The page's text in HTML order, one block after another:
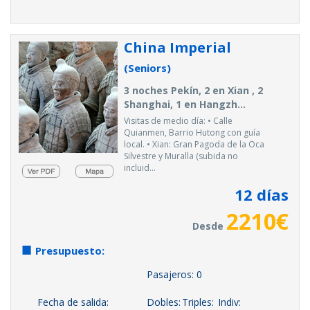
China Imperial
(Seniors)
3 noches Pekín, 2 en Xian , 2
Shanghai, 1 en Hangzh...
Visitas de medio día: • Calle
Quianmen, Barrio Hutong con guía
local. • Xian: Gran Pagoda de la Oca
Silvestre y Muralla (subida no
incluid...
12 días
Desde 2210€
Presupuesto:
Fecha de salida:
Pasajeros: 0
Dobles: Triples: Indiv: